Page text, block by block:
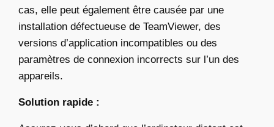
cas, elle peut également être causée par une
installation défectueuse de TeamViewer, des
versions d’application incompatibles ou des
paramètres de connexion incorrects sur l’un des
appareils.
Solution rapide :